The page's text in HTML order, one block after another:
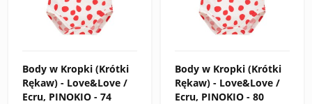
Body w Kropki (Krótki
Rękaw) - Love&Love /
Ecru, PINOKIO - 74
Body w Kropki (Krótki
Rękaw) - Love&Love /
Ecru, PINOKIO - 80